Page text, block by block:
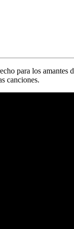
para los amantes
canciones.